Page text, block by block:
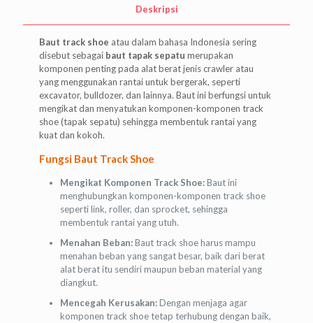
Deskripsi
Baut track shoe atau dalam bahasa Indonesia sering
disebut sebagai baut tapak sepatu merupakan
komponen penting pada alat berat jenis crawler atau
yang menggunakan rantai untuk bergerak, seperti
excavator, bulldozer, dan lainnya. Baut ini berfungsi untuk
mengikat dan menyatukan komponen-komponen track
shoe (tapak sepatu) sehingga membentuk rantai yang
kuat dan kokoh.
Fungsi Baut Track Shoe
Mengikat Komponen Track Shoe:Baut ini
menghubungkan komponen-komponen track shoe
seperti link, roller, dan sprocket, sehingga
membentuk rantai yang utuh.
Menahan Beban:Baut track shoe harus mampu
menahan beban yang sangat besar, baik dari berat
alat berat itu sendiri maupun beban material yang
diangkut.
Mencegah Kerusakan:Dengan menjaga agar
komponen track shoe tetap terhubung dengan baik,